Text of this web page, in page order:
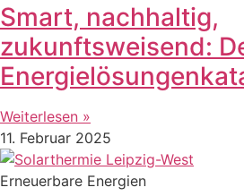
Smart, nachhaltig,
zukunftsweisend:
Weiterlesen »
11. Februar 2025
Erneuerbare Energien